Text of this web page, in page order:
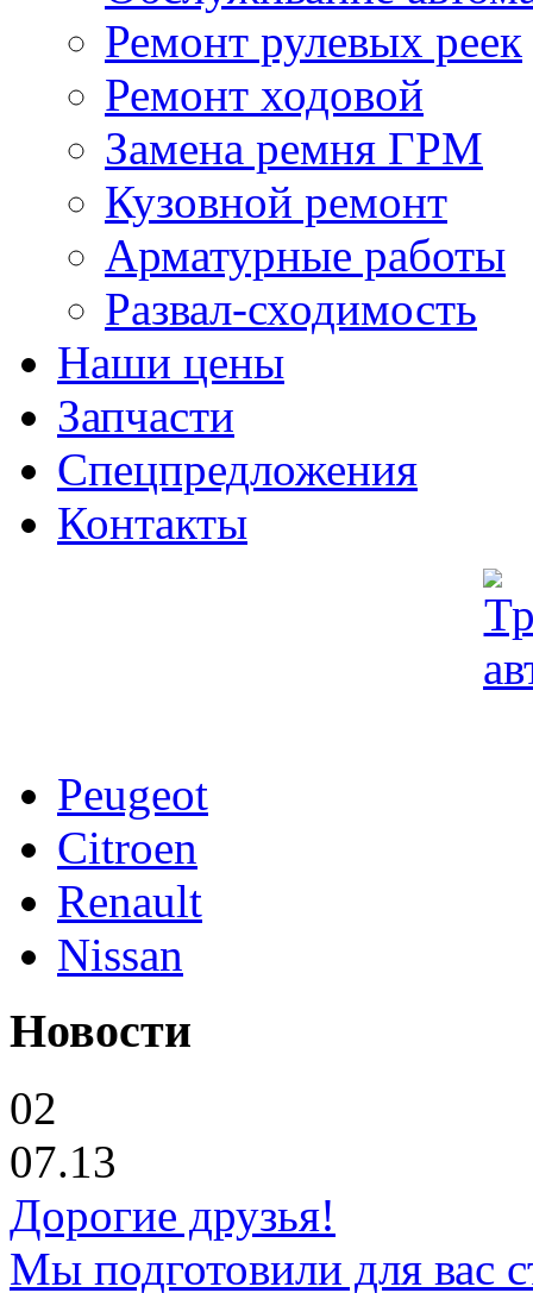
Ремонт рулевых реек
Ремонт ходовой
Замена ремня ГРМ
Кузовной ремонт
Арматурные работы
Развал-сходимость
Наши цены
Запчасти
Спецпредложения
Контакты
Peugeot
Citroen
Renault
Nissan
Новости
02
07.13
Дорогие друзья!
Мы подготовили для вас